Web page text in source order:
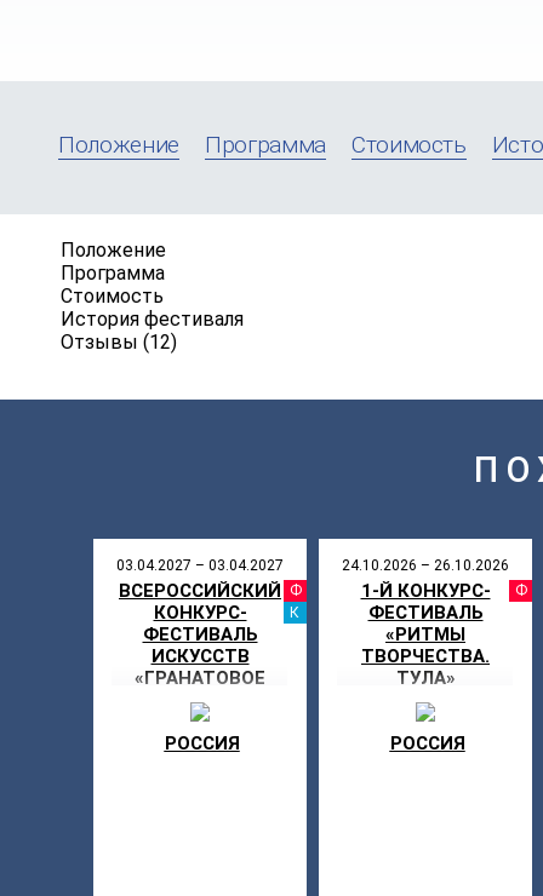
Положение Программа Стоимость
Положение
Программа
Стоимость
История фестиваля
Отзывы (12)
03.04.2027 – 03.04.2027
КАНИКУЛЫ
ВСЕРОССИЙСКИЙ
КОНКУРС-
ФЕСТИВАЛЬ
ИСКУССТВ
«ГРАНАТОВОЕ
СОЛНЦЕ»
РОССИЯ
24.10.2026 – 26.10.2026
1-Й КОНКУРС-
ФЕСТИВАЛЬ
«РИТМЫ
ТВОРЧЕСТВА.
ТУЛА»
РОССИЯ